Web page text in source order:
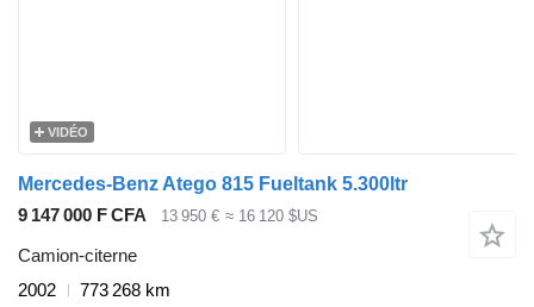
VIDÉO
Mercedes-Benz Atego 815 Fueltank 5.300ltr
9 147 000 F CFA
13 950 € ≈ 16 120 $US
Camion-citerne
2002
773 268 km